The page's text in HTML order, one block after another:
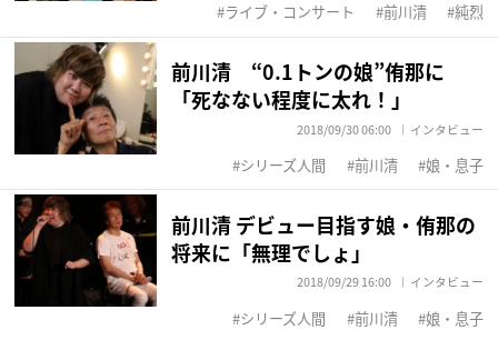
ライブ・コンサート 前川清 純烈
前川清 “0.1トンの娘”侑那に
「死なない程度に太れ！」
2018/09/30 06:00 インタビュー
シリーズ人間 前川清 娘・息子
前川清 デビュー目指す娘・侑那の
将来に「無理でしょ」
2018/09/29 16:00 インタビュー
シリーズ人間 前川清 娘・息子